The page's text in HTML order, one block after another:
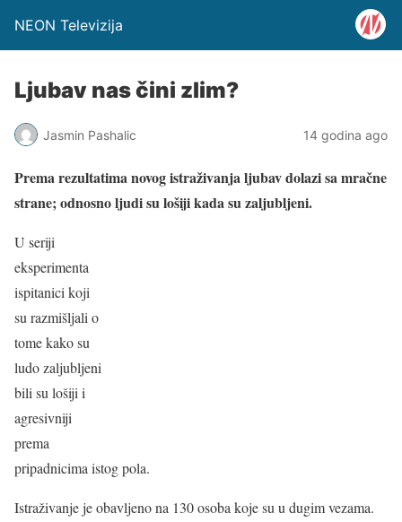
NEON Televizija
Ljubav nas čini zlim?
Jasmin Pashalic 14 godina ago
Prema rezultatima novog istraživanja ljubav dolazi sa mračne
strane; odnosno ljudi su lošiji kada su zaljubljeni.
U seriji
eksperimenta
ispitanici koji
su razmišljali o
tome kako su
ludo zaljubljeni
bili su lošiji i
agresivniji
prema
pripadnicima istog pola.
Istraživanje je obavljeno na 130 osoba koje su u dugim vezama.